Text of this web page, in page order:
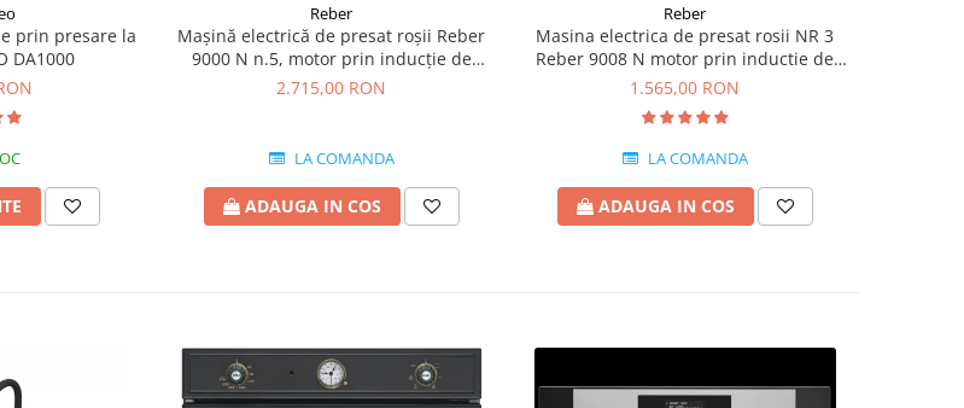
prin presare la
DA1000
Reber
Mașină electrică de presat roşii Reber
9000 N n.5, motor prin inducție de
600W, producție pana la 350kg/h
2.715,00 RON
LA COMANDA
ADAUGA IN COS
Reber
Masina electrica de presat rosii NR 3
Reber 9008 N motor prin inductie de
400W
1.565,00 RON
LA COMANDA
ADAUGA IN COS